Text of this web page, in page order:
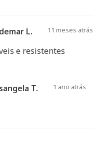
L. 11 meses atrás
e resistentes
T. 1 ano atrás